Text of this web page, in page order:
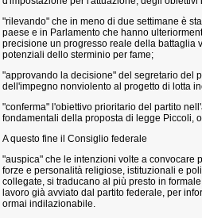
"rilevando" che in meno di due settimane è
paese e in Parlamento che hanno
precisione un progresso reale della battaglia
potenziali dello sterminio per fame;
"approvando la decisione" del segretario del
dell'impegno nonviolento al progetto di lotta
"conferma" l'obiettivo prioritario del partito
fondamentali della proposta di legge Piccoli,
A questo fine il Consiglio federale
"auspica" che le intenzioni volte a convocare
forze e personalità religiose, istituzionali e
collegate, si traducano al più presto in
lavoro già avviato dal partito federale, per
ormai indilazionabile.